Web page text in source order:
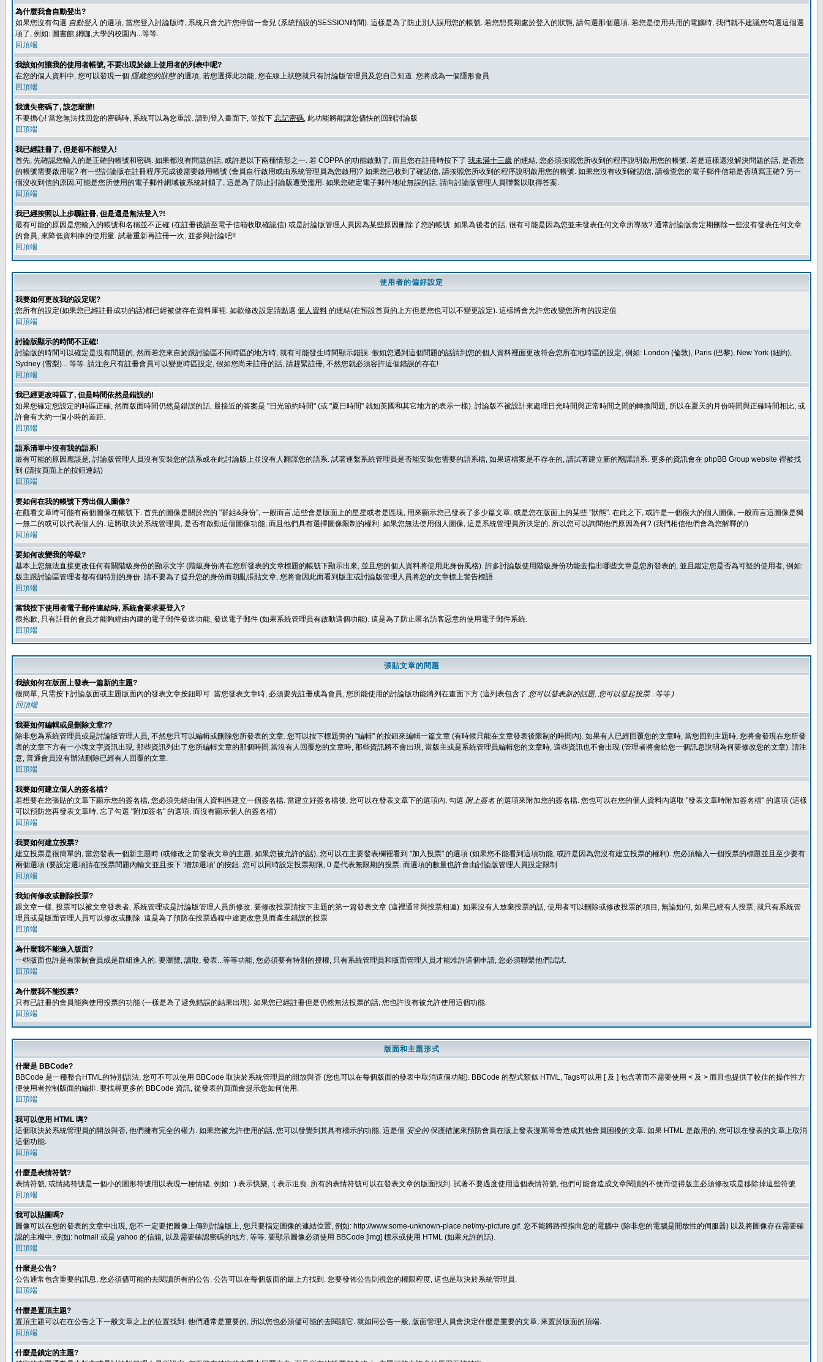
為什麼我會自動登出?
如果您沒有勾選 自動登入 的選項, 當您登入討論版時, 系統只會允許您停留一會兒 (系統預設的SESSION時間). 這樣是為了防止別人誤用您的帳號. 若您想長期處於登入的狀態, 請勾選那個選項. 若您是使用共用的電腦時, 我們就不建議您勾選這個選
項了, 例如: 圖書館,網咖,大學的校園內...等等.
回頂端
我該如何讓我的使用者帳號, 不要出現於線上使用者的列表中呢?
在您的個人資料中, 您可以發現一個 隱藏您的狀態的選項, 若您選擇此功能, 您在線上狀態就只有討論版管理員及您自己知道. 您將成為一個隱形會員
回頂端
我遺失密碼了, 該怎麼辦!
不要擔心! 當您無法找回您的密碼時, 系統可以為您重設. 請到登入畫面下, 並按下 忘記密碼, 此功能將能讓您儘快的回到討論版
回頂端
我已經註冊了, 但是卻不能登入!
首先, 先確認您輸入的是正確的帳號和密碼. 如果都沒有問題的話, 或許是以下兩種情形之一. 若 COPPA 的功能啟動了, 而且您在註冊時按下了 我未滿十三歲 的連結, 您必須按照您所收到的程序說明啟用您的帳號. 若是這樣還沒解決問題的話, 是否您
的帳號需要啟用呢? 有一些討論版在註冊程序完成後需要啟用帳號 (會員自行啟用或由系統管理員為您啟用)? 如果您已收到了確認信, 請按照您所收到的程序說明啟用您的帳號. 如果您沒有收到確認信, 請檢查您的電子郵件信箱是否填寫正確? 另一
個沒收到信的原因,可能是您所使用的電子郵件網域被系統封鎖了, 這是為了防止討論版遭受濫用. 如果您確定電子郵件地址無誤的話, 請向討論版管理人員聯繫以取得答案.
回頂端
我已經按照以上步驟註冊, 但是還是無法登入?!
最有可能的原因是您輸入的帳號和名稱並不正確 (在註冊後請至電子信箱收取確認信) 或是討論版管理人員因為某些原因刪除了您的帳號. 如果為後者的話, 很有可能是因為您並未發表任何文章所導致? 通常討論版會定期刪除一些沒有發表任何文章
的會員, 來降低資料庫的使用量. 試著重新再註冊一次, 並參與討論吧!!
回頂端
使用者的偏好設定
我要如何更改我的設定呢?
您所有的設定(如果您已經註冊成功的話)都已經被儲存在資料庫裡. 如欲修改設定請點選 個人資料 的連結(在預設首頁的上方但是您也可以不變更設定). 這樣將會允許您改變您所有的設定值
回頂端
討論版顯示的時間不正確!
討論版的時間可以確定是沒有問題的, 然而若您來自於跟討論區不同時區的地方時, 就有可能發生時間顯示錯誤. 假如您遇到這個問題的話請到您的個人資料裡面更改符合您所在地時區的設定, 例如: London (倫敦), Paris (巴黎), New York (紐約),
Sydney (雪梨)... 等等. 請注意只有註冊會員可以變更時區設定, 假如您尚未註冊的話, 請趕緊註冊, 不然您就必須容許這個錯誤的存在!
回頂端
我已經更改時區了, 但是時間依然是錯誤的!
如果您確定您設定的時區正確, 然而版面時間仍然是錯誤的話, 最接近的答案是 "日光節約時間" (或 "夏日時間" 就如英國和其它地方的表示一樣). 討論版不被設計來處理日光時間與正常時間之間的轉換問題, 所以在夏天的月份時間與正確時間相比, 或
許會有大約一個小時的差距.
回頂端
語系清單中沒有我的語系!
最有可能的原因應該是, 討論版管理人員沒有安裝您的語系或在此討論版上並沒有人翻譯您的語系. 試著連繫系統管理員是否能安裝您需要的語系檔, 如果這檔案是不存在的, 請試著建立新的翻譯語系. 更多的資訊會在 phpBB Group website 裡被找
到 (請按頁面上的按鈕連結)
回頂端
要如何在我的帳號下秀出個人圖像?
在觀看文章時可能有兩個圖像在帳號下. 首先的圖像是關於您的 "群組&身份", 一般而言,這些會是版面上的星星或者是區塊, 用來顯示您已發表了多少篇文章, 或是您在版面上的某些 "狀態". 在此之下, 或許是一個很大的個人圖像, 一般而言這圖像是獨
一無二的或可以代表個人的. 這將取決於系統管理員, 是否有啟動這個圖像功能, 而且他們具有選擇圖像限制的權利. 如果您無法使用個人圖像, 這是系統管理員所決定的, 所以您可以詢間他們原因為何? (我們相信他們會為您解釋的!)
回頂端
要如何改變我的等級?
基本上您無法直接更改任何有關階級身份的顯示文字 (階級身份將在您所發表的文章標題的帳號下顯示出來, 並且您的個人資料將使用此身份風格). 許多討論版使用階級身份功能去指出哪些文章是您所發表的, 並且鑑定您是否為可疑的使用者, 例如:
版主跟討論區管理者都有個特別的身份. 請不要為了提升您的身份而胡亂張貼文章, 您將會因此而看到版主或討論版管理人員將您的文章標上警告標語.
回頂端
當我按下使用者電子郵件連結時, 系統會要求要登入?
很抱歉, 只有註冊的會員才能夠經由內建的電子郵件發送功能, 發送電子郵件 (如果系統管理員有啟動這個功能). 這是為了防止匿名訪客惡意的使用電子郵件系統.
回頂端
張貼文章的問題
我該如何在版面上發表一篇新的主題?
很簡單, 只需按下討論版面或主題版面內的發表文章按鈕即可. 當您發表文章時, 必須要先註冊成為會員, 您所能使用的討論版功能將列在畫面下方 (這列表包含了 您可以發表新的話題, 您可以發起投票...等等.)
回頂端
我要如何編輯或是刪除文章??
除非您為系統管理員或是討論版管理人員, 不然您只可以編輯或刪除您所發表的文章. 您可以按下標題旁的 "編輯" 的按鈕來編輯一篇文章 (有時候只能在文章發表後限制的時間內). 如果有人已經回覆您的文章時, 當您回到主題時, 您將會發現在您所發
表的文章下方有一小塊文字資訊出現, 那些資訊列出了您所編輯文章的那個時間.當沒有人回覆您的文章時, 那些資訊將不會出現, 當版主或是系統管理員編輯您的文章時, 這些資訊也不會出現 (管理者將會給您一個訊息說明為何要修改您的文章). 請注
意, 普通會員沒有辦法刪除已經有人回覆的文章.
回頂端
我要如何建立個人的簽名檔?
若想要在您張貼的文章下顯示您的簽名檔, 您必須先經由個人資料區建立一個簽名檔. 當建立好簽名檔後, 您可以在發表文章下的選項內, 勾選 附上簽名 的選項來附加您的簽名檔. 您也可以在您的個人資料內選取 "發表文章時附加簽名檔" 的選項 (這樣
可以預防您再發表文章時, 忘了勾選 "附加簽名" 的選項, 而沒有顯示個人的簽名檔)
回頂端
我要如何建立投票?
建立投票是很簡單的, 當您發表一個新主題時 (或修改之前發表文章的主題, 如果您被允許的話), 您可以在主要發表欄裡看到 "加入投票" 的選項 (如果您不能看到這項功能, 或許是因為您沒有建立投票的權利). 您必須輸入一個投票的標題並且至少要有
兩個選項 (要設定選項請在投票問題內輸文並且按下 '增加選項' 的按鈕. 您可以同時設定投票期限, 0 是代表無限期的投票. 而選項的數量也許會由討論版管理人員設定限制
回頂端
我如何修改或刪除投票?
跟文章一樣, 投票可以被文章發表者, 系統管理或是討論版管理人員所修改. 要修改投票請按下主題的第一篇發表文章 (這裡通常與投票相連). 如果沒有人放棄投票的話, 使用者可以刪除或修改投票的項目, 無論如何, 如果已經有人投票, 就只有系統管
理員或是版面管理人員可以修改或刪除. 這是為了預防在投票過程中途更改意見而產生錯誤的投票
回頂端
為什麼我不能進入版面?
一些版面也許是有限制會員或是群組進入的. 要瀏覽, 讀取, 發表...等等功能, 您必須要有特別的授權, 只有系統管理員和版面管理人員才能准許這個申請, 您必須聯繫他們試試.
回頂端
為什麼我不能投票?
只有已註冊的會員能夠使用投票的功能 (一樣是為了避免錯誤的結果出現). 如果您已經註冊但是仍然無法投票的話, 您也許沒有被允許使用這個功能.
回頂端
版面和主題形式
什麼是 BBCode?
BBCode 是一種整合HTML的特別語法, 您可不可以使用 BBCode 取決於系統管理員的開放與否 (您也可以在每個版面的發表中取消這個功能). BBCode 的型式類似 HTML, Tags可以用 [ 及 ] 包含著而不需要使用 < 及 > 而且也提供了較佳的操作性方
便使用者控制版面的編排. 要找尋更多的 BBCode 資訊, 從發表的頁面會提示您如何使用.
回頂端
我可以使用 HTML 嗎?
這個取決於系統管理員的開放與否, 他們擁有完全的權力. 如果您被允許使用的話, 您可以發覺到其具有標示的功能, 這是個 安全的保護措施來預防會員在版上發表漫罵等會造成其他會員困擾的文章. 如果 HTML 是啟用的, 您可以在發表的文章上取消
這個功能.
回頂端
什麼是表情符號?
表情符號, 或情緒符號是一個小的圖形符號用以表現一種情緒, 例如: :) 表示快樂, :( 表示沮喪. 所有的表情符號可以在發表文章的版面找到. 試著不要過度使用這個表情符號, 他們可能會造成文章閱讀的不便而使得版主必須修改或是移除掉這些符號
回頂端
我可以貼圖嗎?
圖像可以在您的發表的文章中出現, 您不一定要把圖像上傳到討論版上, 您只要指定圖像的連結位置, 例如: http://www.some-unknown-place.net/my-picture.gif. 您不能將路徑指向您的電腦中 (除非您的電腦是開放性的伺服器) 以及將圖像存在需要確
認的主機中, 例如: hotmail 或是 yahoo 的信箱, 以及需要確認密碼的地方, 等等. 要顯示圖像必須使用 BBCode [img] 標示或使用 HTML (如果允許的話).
回頂端
什麼是公告?
公告通常包含重要的訊息, 您必須儘可能的去閱讀所有的公告. 公告可以在每個版面的最上方找到. 您要發佈公告則視您的權限程度, 這也是取決於系統管理員.
回頂端
什麼是置頂主題?
置頂主題可以在在公告之下一般文章之上的位置找到. 他們通常是重要的, 所以您也必須儘可能的去閱讀它. 就如同公告一般, 版面管理人員會決定什麼是重要的文章, 來置於版面的頂端.
回頂端
什麼是鎖定的主題?